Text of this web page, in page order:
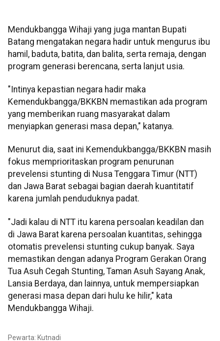
Mendukbangga Wihaji yang juga mantan Bupati
Batang mengatakan negara hadir untuk mengurus ibu
hamil, baduta, batita, dan balita, serta remaja, dengan
program generasi berencana, serta lanjut usia.
"Intinya kepastian negara hadir maka
Kemendukbangga/BKKBN memastikan ada program
yang memberikan ruang masyarakat dalam
menyiapkan generasi masa depan," katanya.
Menurut dia, saat ini Kemendukbangga/BKKBN masih
fokus memprioritaskan program penurunan
prevelensi stunting di Nusa Tenggara Timur (NTT)
dan Jawa Barat sebagai bagian daerah kuantitatif
karena jumlah penduduknya padat.
"Jadi kalau di NTT itu karena persoalan keadilan dan
di Jawa Barat karena persoalan kuantitas, sehingga
otomatis prevelensi stunting cukup banyak. Saya
memastikan dengan adanya Program Gerakan Orang
Tua Asuh Cegah Stunting, Taman Asuh Sayang Anak,
Lansia Berdaya, dan lainnya, untuk mempersiapkan
generasi masa depan dari hulu ke hilir," kata
Mendukbangga Wihaji.
Pewarta: Kutnadi